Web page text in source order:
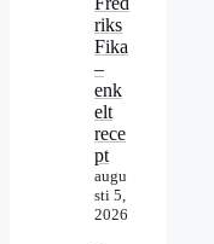
riks
Fika
–
enk
elt
rece
pt
augu
sti 5,
2026